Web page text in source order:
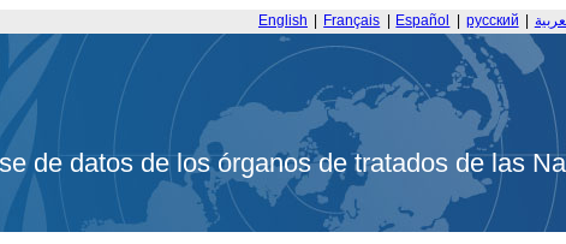
English Français Español русский
de datos de los órganos de tratados de las